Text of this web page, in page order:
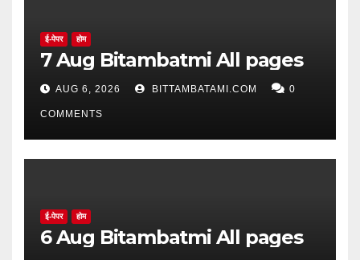
ई-पेपर होम
7 Aug Bitambatmi All pages
AUG 6, 2026 BITTAMBATAMI.COM 0
COMMENTS
ई-पेपर होम
6 Aug Bitambatmi All pages